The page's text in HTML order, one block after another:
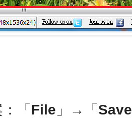
「 File 」→「